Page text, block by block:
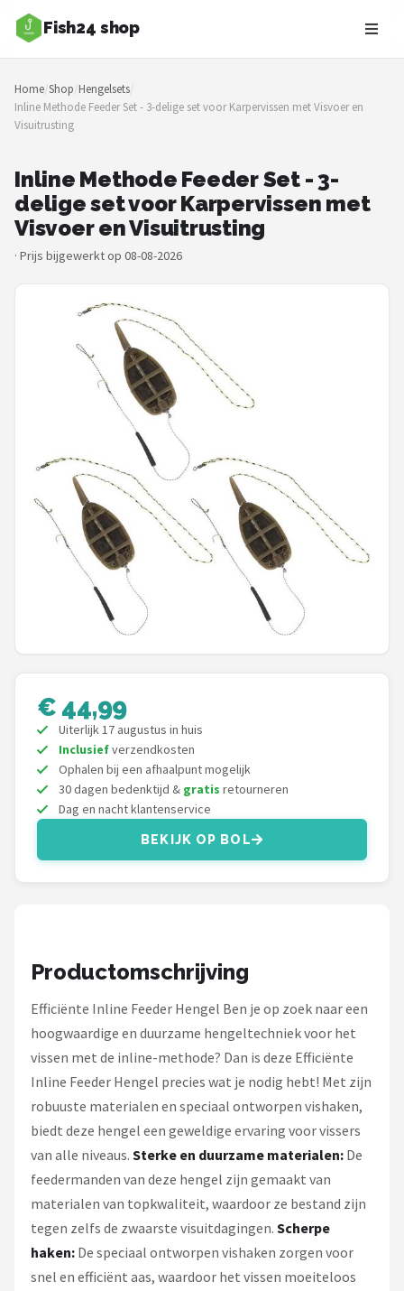
Fish24 shop
Zoeken
NAVIGATIE
Shop
Merken
Blog
Hengelsoorten
Hengels
Molens
Dobbers
POPULAIRE MERKEN
Westin
Rapala
PB Products
Fox Rage
Rozemeijer
Home/Shop/Hengelsets/
Inline Methode Feeder Set - 3-delige set voor Karpervissen met Visvoer en
Visuitrusting
Inline Methode Feeder Set - 3-
delige set voor Karpervissen met
Visvoer en Visuitrusting
· Prijs bijgewerkt op 08-08-2026
€ 44,99
Uiterlijk 17 augustus in huis
Inclusiefverzendkosten
Ophalen bij een afhaalpunt mogelijk
30 dagen bedenktijd & gratis retourneren
Dag en nacht klantenservice
BEKIJK OP BOL
Productomschrijving
Efficiënte Inline Feeder Hengel Ben je op zoek naar een
hoogwaardige en duurzame hengeltechniek voor het
vissen met de inline-methode? Dan is deze Efficiënte
Inline Feeder Hengel precies wat je nodig hebt! Met zijn
robuuste materialen en speciaal ontworpen vishaken,
biedt deze hengel een geweldige ervaring voor vissers
van alle niveaus. Sterke en duurzame materialen: De
feedermanden van deze hengel zijn gemaakt van
materialen van topkwaliteit, waardoor ze bestand zijn
tegen zelfs de zwaarste visuitdagingen. Scherpe
haken: De speciaal ontworpen vishaken zorgen voor
snel en efficiënt aas, waardoor het vissen moeiteloos